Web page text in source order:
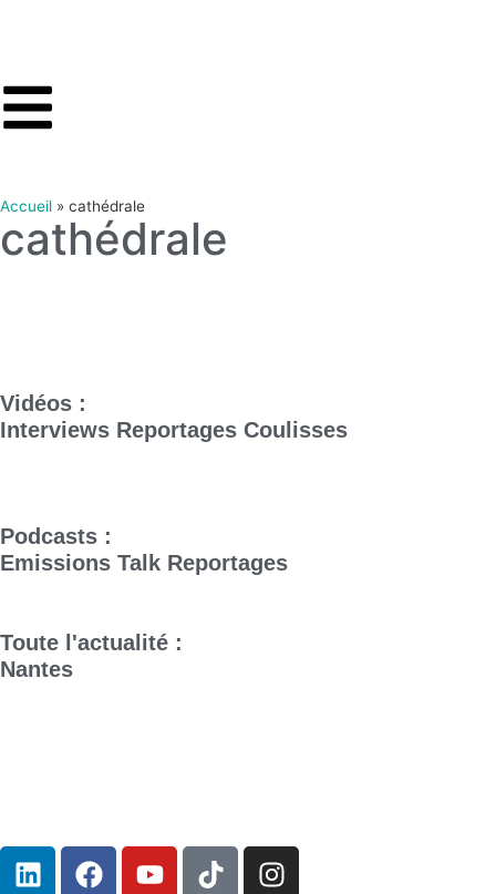
Accueil » cathédrale
cathédrale
Vidéos :
Interviews Reportages Coulisses
Podcasts :
Emissions Talk Reportages
Toute l'actualité :
Nantes